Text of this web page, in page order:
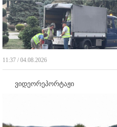
11:37 / 04.08.2026
ვიდეორეპორტაჟი